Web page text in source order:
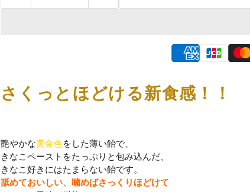
さくっとほどける新食感！！
艶やかな黄金色をした薄い飴で、
きなこペーストをたっぷりと包み込んだ、
きなこ好きにはたまらない飴です。
舐めておいしい、噛めばさっくりほどけて